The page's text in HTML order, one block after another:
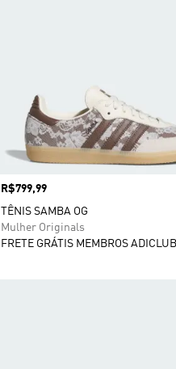
Preço
R$799,99
TÊNIS SAMBA OG
Mulher Originals
FRETE GRÁTIS MEMBROS ADICLUB